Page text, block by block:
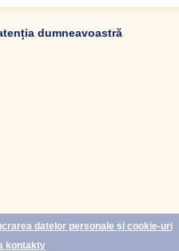
dumneavoastră
datelor personale și cookie-uri
kontakty